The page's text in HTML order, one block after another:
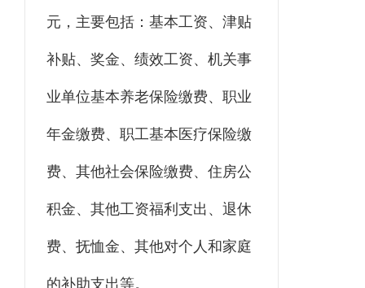
元，主要包括：基本工资、津贴
补贴、奖金、绩效工资、机关事
业单位基本养老保险缴费、职业
年金缴费、职工基本医疗保险缴
费、其他社会保险缴费、住房公
积金、其他工资福利支出、退休
费、抚恤金、其他对个人和家庭
的补助支出等。